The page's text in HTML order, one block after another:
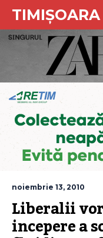
TIMIȘOARA
noiembrie 13, 2010
Liberalii
incepere a